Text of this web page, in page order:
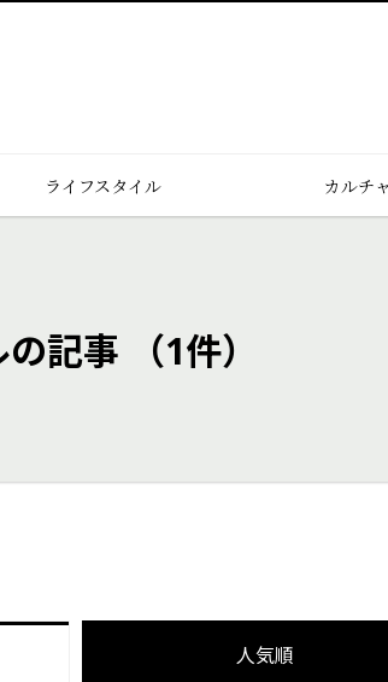
ライフスタイル カルチ
の記事 （1件）
人気順